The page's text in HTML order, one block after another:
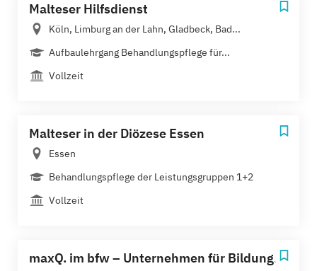
Malteser Hilfsdienst
Köln, Limburg an der Lahn, Gladbeck, Bad...
Aufbaulehrgang Behandlungspflege für...
Vollzeit
Malteser in der Diözese Essen
Essen
Behandlungspflege der Leistungsgruppen 1+2
Vollzeit
maxQ. im bfw – Unternehmen für Bildung.